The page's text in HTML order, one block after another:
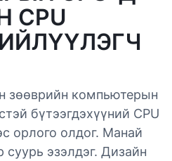
CPU
зөөврийн компьютерын
бүтээгдэхүүний CPU
орлого олдог. Манай
эзэлдэг. Дизайн